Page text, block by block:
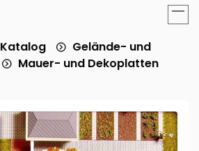
Katalog
Gelände- und
Mauer- und Dekoplatten